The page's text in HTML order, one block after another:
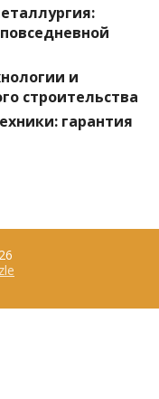
и
строительства
гарантия